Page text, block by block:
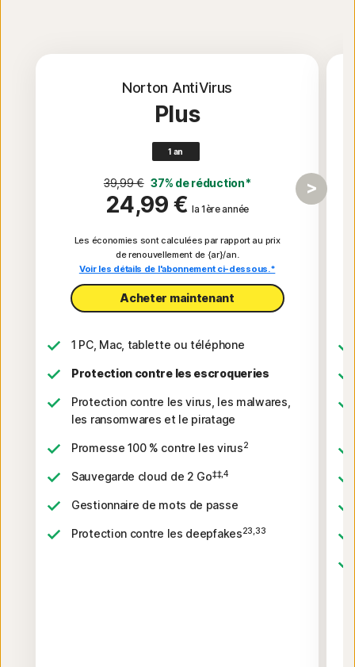
Norton AntiVirus
Plus
1 an
39,99 € 37% de réduction*
24,99 € la 1ère année
Les économies sont calculées par rapport au prix
de renouvellement de {ar}/an.
Voir les détails de l'abonnement ci-dessous.*
Acheter maintenant​
1 PC, Mac, tablette ou téléphone
Protection contre les escroqueries
Protection contre les virus, les malwares,
les ransomwares et le piratage
Promesse 100 % contre les virus2
Sauvegarde cloud de 2 Go‡‡,4
Gestionnaire de mots de passe
Protection contre les deepfakes23,33